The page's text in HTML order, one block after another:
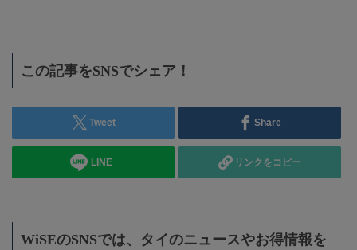
この記事をSNSでシェア！
Tweet Share
LINE リンクをコピー
WiSEのSNSでは、タイのニュースやお得情報を